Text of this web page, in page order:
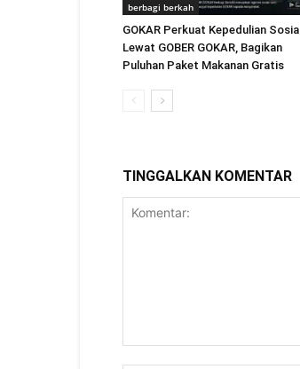
berbagi berkah
GOKAR Perkuat Kepedulian Sosial
Lewat GOBER GOKAR, Bagikan
Puluhan Paket Makanan Gratis
TINGGALKAN KOMENTAR